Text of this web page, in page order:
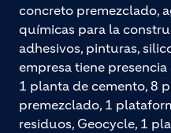
concreto premezclado,
químicas para la
adhesivos, pinturas,
empresa tiene
1 planta de cemento, 8
premezclado, 1
residuos, Geocycle, 1